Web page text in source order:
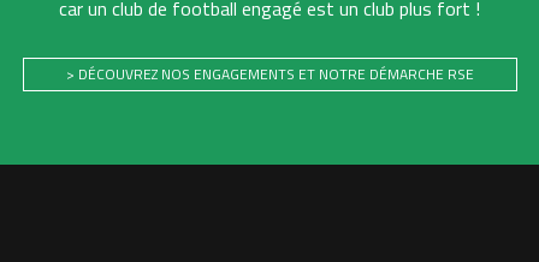
car un club de football engagé est un club plus fort !
> DÉCOUVREZ NOS ENGAGEMENTS ET NOTRE DÉMARCHE RSE